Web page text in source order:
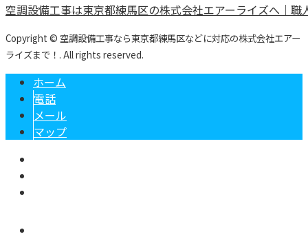
空調設備工事は東京都練馬区の株式会社エアーライズへ｜職
Copyright © 空調設備工事なら東京都練馬区などに対応の株式会社エアー
ライズまで！. All rights reserved.
ホーム
電話
メール
マップ